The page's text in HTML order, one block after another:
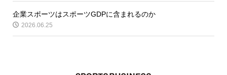
企業スポーツはスポーツGDPに含まれるのか
2026.06.25